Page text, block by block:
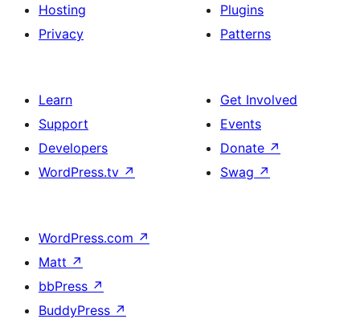
Hosting
Privacy
Plugins
Patterns
Learn
Support
Developers
WordPress.tv ↗
Get Involved
Events
Donate ↗
Swag ↗
WordPress.com ↗
Matt ↗
bbPress ↗
BuddyPress ↗